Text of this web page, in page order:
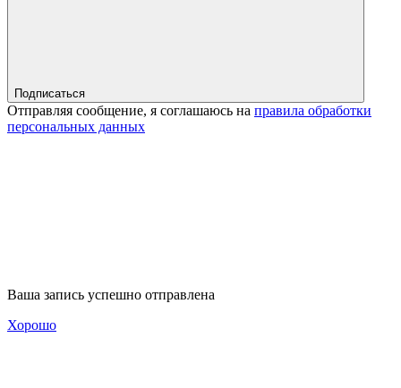
Подписаться
Отправляя сообщение, я соглашаюсь на правила обработки
персональных данных
Ваша запись успешно отправлена
Хорошо